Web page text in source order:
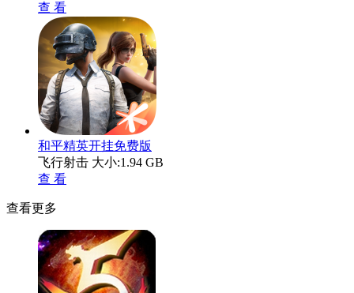
查 看
和平精英开挂免费版
飞行射击 大小:1.94 GB
查 看
查看更多